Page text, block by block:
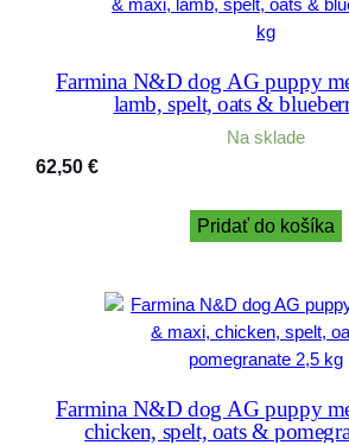
Farmina N&D dog AG puppy
lamb, spelt, oats &
Na sklade
62,50 €
Pridať do košíka
Farmina N&D dog AG puppy
chicken, spelt, oats &